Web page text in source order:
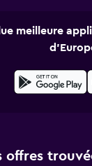
meilleure
offres